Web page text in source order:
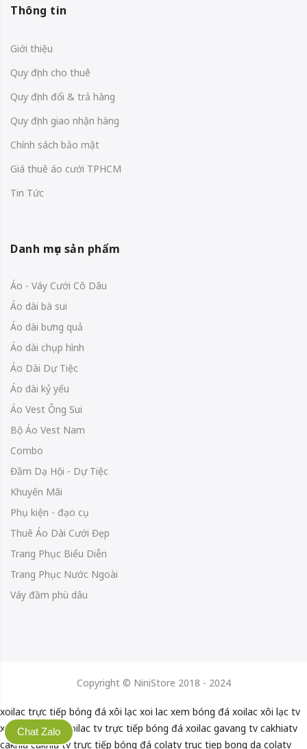
Thông tin
Giới thiệu
Quy định cho thuê
Quy định đổi & trả hàng
Quy định giao nhận hàng
Chính sách bảo mật
Giá thuê áo cưới TPHCM
Tin Tức
Danh mục sản phẩm
Áo - Váy Cưới Cô Dâu
Áo dài bà sui
Áo dài bưng quả
Áo dài chụp hình
Áo Dài Dự Tiệc
Áo dài kỷ yếu
Áo Vest Ông Sui
Bộ Áo Vest Nam
Combo
Đầm Dạ Hội - Dự Tiệc
Khuyến Mãi
Phụ kiện - đạo cụ
Thuê Áo Dài Cưới Đẹp
Trang Phục Biểu Diễn
Trang Phục Nước Ngoài
Váy đầm phù dâu
Copyright © NiniStore 2018 - 2024
Chat Zalo
xoilac trực tiếp bóng đá xôi lạc xoi lac xem bóng đá xoilac xôi lạc tv
xoilactv xoilac xoilac tv trực tiếp bóng đá xoilac gavang tv cakhiatv
cakhia cakhia tv trực tiếp bóng đá colatv truc tiep bong da colatv